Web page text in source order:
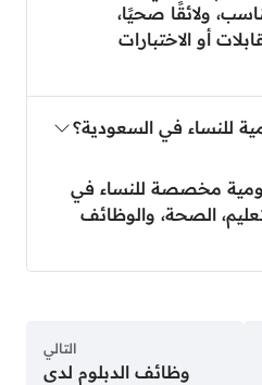
ولائقًا صحيًا،
أو الاختبارات
للنساء في السعودية؟
مخصصة للنساء في
الصحة، والوظائف
التالي
وظائف الدبلوم لدى